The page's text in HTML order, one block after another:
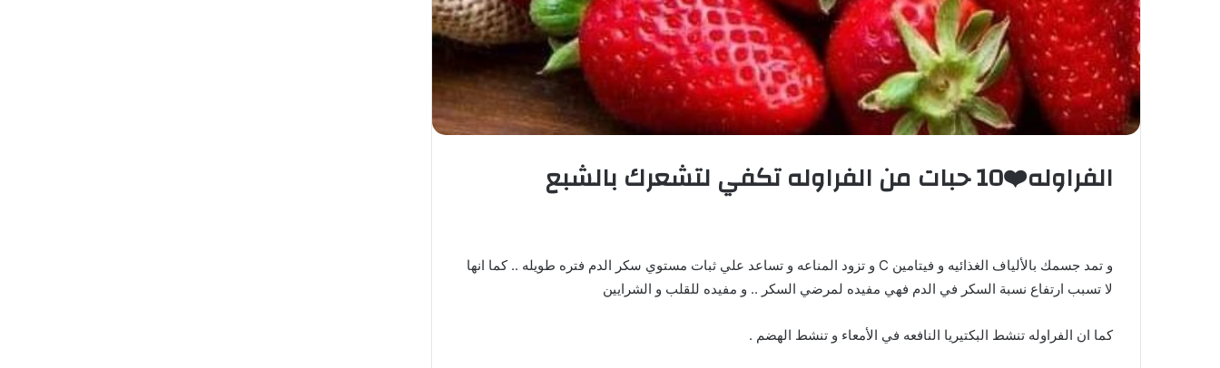
الفراوله❤️10 حبات من الفراوله تكفي لتشعرك بالشبع
و تمد جسمك بالألياف الغذائيه و فيتامين C و تزود المناعه و تساعد علي ثبات مستوي سكر الدم فتره طويله .. كما انها
لا تسبب ارتفاع نسبة السكر في الدم فهي مفيده لمرضي السكر .. و مفيده للقلب و الشرايين
كما ان الفراوله تنشط البكتيريا النافعه في الأمعاء و تنشط الهضم .